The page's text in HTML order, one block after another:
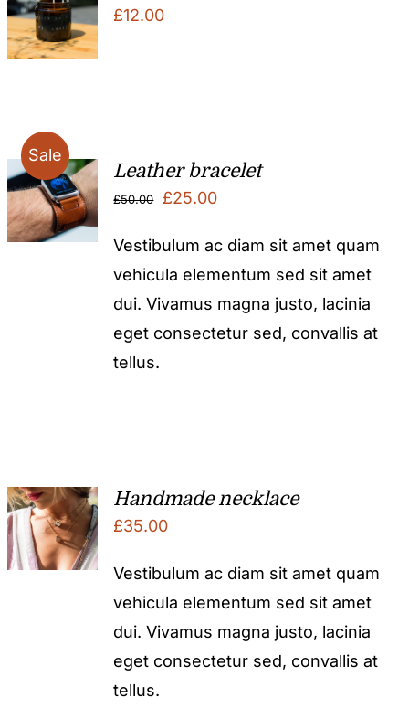
£12.00
Sale
Leather bracelet
£50.00
Original
was:
£50.00.
£25.00Current
is:
£25.00.
Vestibulum ac diam sit amet quam
vehicula elementum sed sit amet
dui. Vivamus magna justo, lacinia
eget consectetur sed, convallis at
tellus.
Handmade necklace
£35.00
Vestibulum ac diam sit amet quam
vehicula elementum sed sit amet
dui. Vivamus magna justo, lacinia
eget consectetur sed, convallis at
tellus.